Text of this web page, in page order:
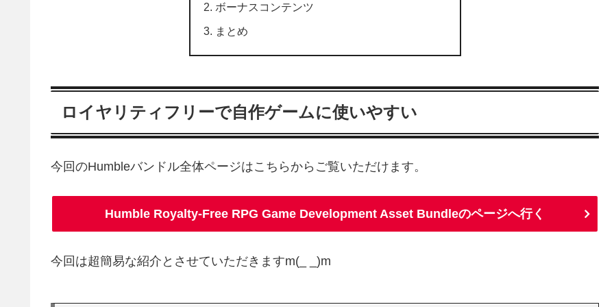
ボーナスコンテンツ
まとめ
ロイヤリティフリーで自作ゲームに使いやすい
今回のHumbleバンドル全体ページはこちらからご覧いただけます。
Humble Royalty-Free RPG Game Development Asset Bundleのページへ行く
今回は超簡易な紹介とさせていただきますm(_ _)m